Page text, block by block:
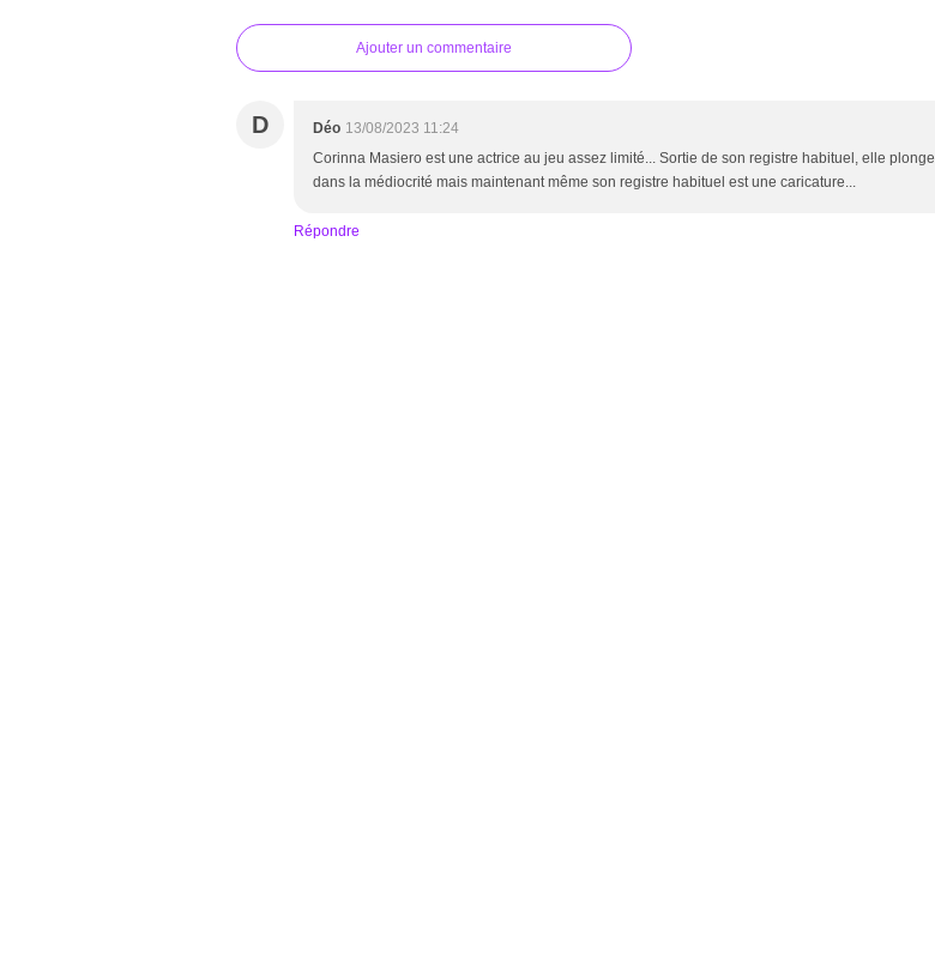
Ajouter un commentaire
D Déo 13/08/2023 11:24
Corinna Masiero est une actrice au jeu assez limité... Sortie de son registre habituel, elle plonge
dans la médiocrité mais maintenant même son registre habituel est une caricature...
Répondre